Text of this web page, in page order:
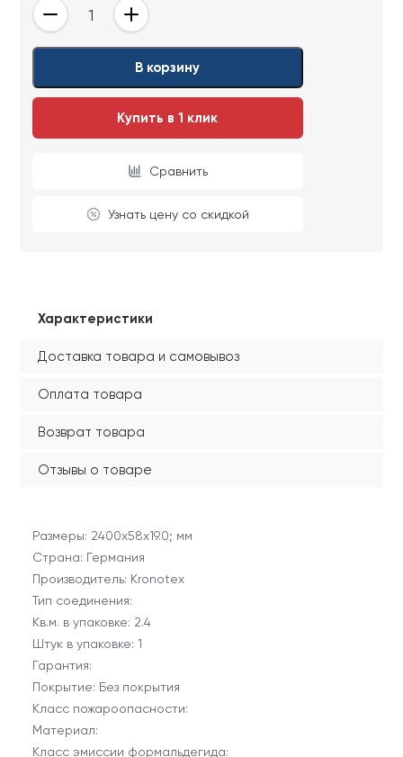
ОТПРАВИТЬ
Ваши данные не будут переданы третьим
Ваши данные не будут переданы третьим
Ваши данные не будут переданы третьим
- +
В корзину
Купить в 1 клик
Сравнить
Узнать цену со скидкой
Характеристики
Доставка товара и самовывоз
Оплата товара
Возврат товара
Отзывы о товаре
Размеры: 2400х58х19.0; мм
Страна: Германия
Производитель: Kronotex
Тип соединения:
Кв.м. в упаковке: 2.4
Штук в упаковке: 1
Гарантия:
Покрытие: Без покрытия
Класс пожароопасности:
Материал:
Класс эмиссии формальдегида: